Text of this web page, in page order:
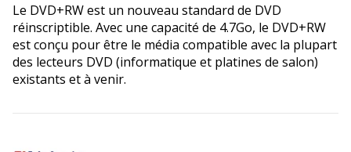
Le DVD+RW est un nouveau standard de DVD
réinscriptible. Avec une capacité de 4.7Go, le DVD+RW
est conçu pour être le média compatible avec la plupart
des lecteurs DVD (informatique et platines de salon)
existants et à venir.